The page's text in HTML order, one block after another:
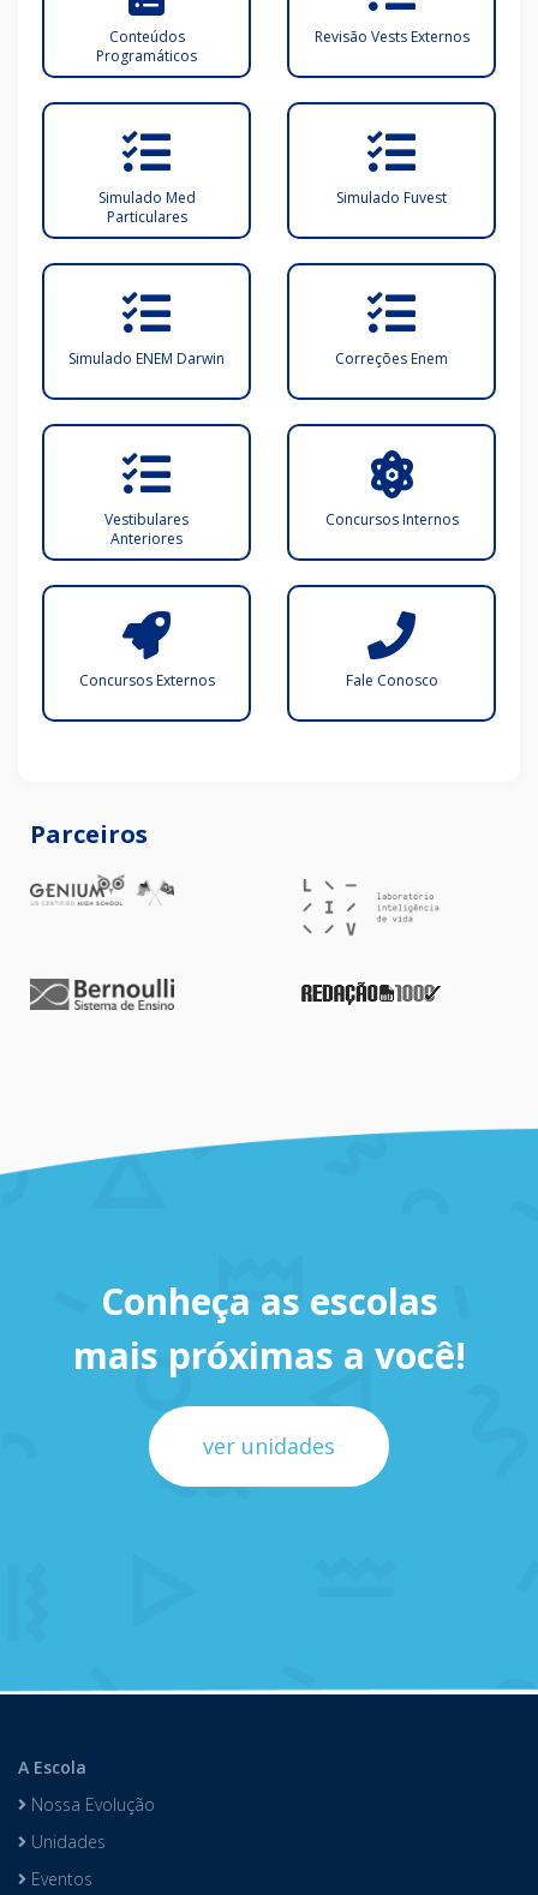
Conteúdos
Programáticos
Revisão Vests Externos
Simulado Med
Particulares
Simulado Fuvest
Simulado ENEM Darwin Correções Enem
Vestibulares
Anteriores
Concursos Internos
Concursos Externos Fale Conosco
Parceiros
Conheça as escolas
mais próximas a você!
ver unidades
A Escola
Nossa Evolução
Unidades
Eventos